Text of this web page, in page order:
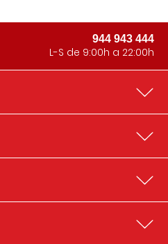
944 943 444
L-S de 9:00h a 22:00h